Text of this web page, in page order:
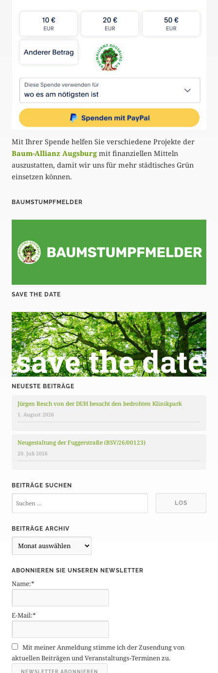
Mit Ihrer Spende helfen Sie verschiedene Projekte der
Baum-Allianz Augsburg mit finanziellen Mitteln
auszustatten, damit wir uns für mehr städtisches Grün
einsetzen können.
BAUMSTUMPFMELDER
SAVE THE DATE
NEUESTE BEITRÄGE
Jürgen Resch von der DUH besucht den bedrohten Klinikpark
1. August 2026
Neugestaltung der Fuggerstraße (BSV/26/00123)
20. Juli 2026
BEITRÄGE SUCHEN
BEITRÄGE ARCHIV
e
t
r
g
e
r
c
h
ABONNIEREN SIE UNSEREN NEWSLETTER
Name:*
E-Mail:*
Mit meiner Anmeldung stimme ich der Zusendung von
aktuellen Beiträgen und Veranstaltungs-Terminen zu.